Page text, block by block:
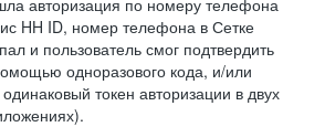
авторизация по номеру телефона
HH ID, номер телефона в Сетке
и пользователь смог подтвердить
одноразового кода, и/или
токен авторизации в двух